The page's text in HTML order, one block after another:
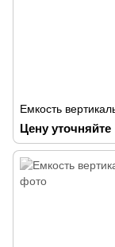
Емкость
Цену уточняйте